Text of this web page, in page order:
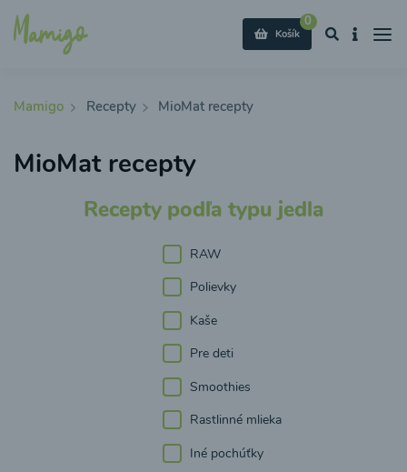
0
Košík
Mamigo Recepty MioMat recepty
MioMat recepty
Recepty podľa typu jedla
RAW
Polievky
Kaše
Pre deti
Smoothies
Rastlinné mlieka
Iné pochúťky